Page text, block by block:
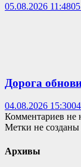
05.08.2026 11:48
Дорога
04.08.2026 15:30
Комментариев не
Метки не созданы
Архивы